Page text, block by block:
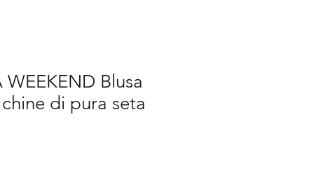
Blusa
di pura seta